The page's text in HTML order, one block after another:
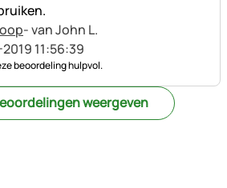
- van John L.
11:56:39
beoordeling hulpvol.
weergeven